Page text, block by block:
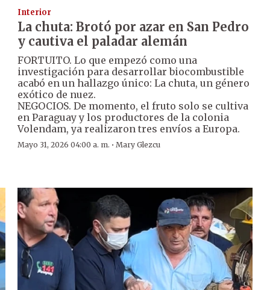
Interior
La chuta: Brotó por azar en San Pedro
y cautiva el paladar alemán
FORTUITO. Lo que empezó como una
investigación para desarrollar biocombustible
acabó en un hallazgo único: La chuta, un género
exótico de nuez.
NEGOCIOS. De momento, el fruto solo se cultiva
en Paraguay y los productores de la colonia
Volendam, ya realizaron tres envíos a Europa.
Mayo 31, 2026 04:00 a. m. ·Mary Glezcu